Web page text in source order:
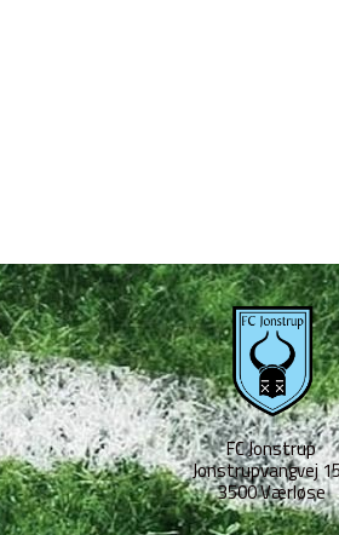
FC Jonstrup
Jonstrupvangvej
3500 Værløse